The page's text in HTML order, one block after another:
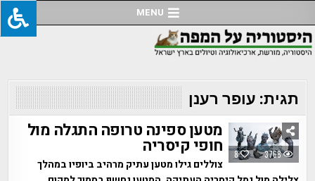
to
content
MENU
תגית: עופר רענן
8 3768
מטען ספינה טרופה התגלה מול
חופי קיסריה
צוללים גילו מטען עתיק מרהיב ביופיו במהלך